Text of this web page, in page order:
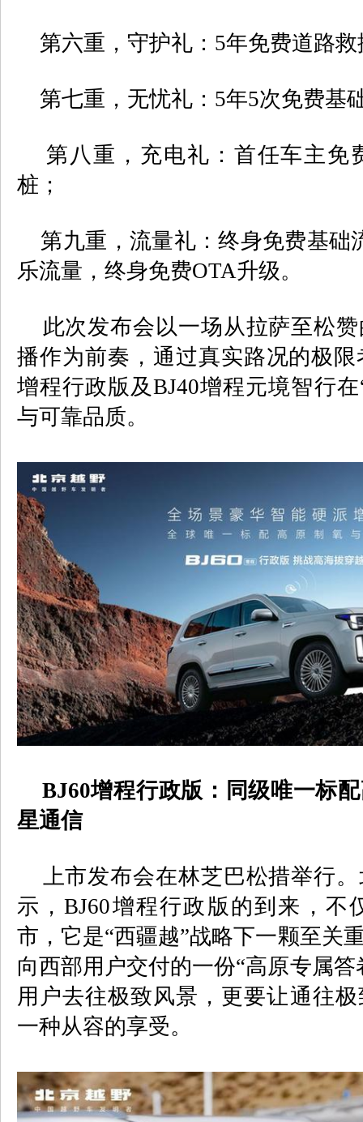
第六重，守护礼： 5年免费道路救
第七重，无忧礼： 5年5次免费基
第八重，充电礼：首任车主免
桩；
第九重，流量礼：终身免费基础
乐流量，终身免费OTA升级。
此次发布会以一场从拉萨至松赞
播作为前奏，通过真实路况的极
增程行政版及BJ40增程元境智行
与可靠品质。
BJ60增程行政版：同级唯一标
星通信
上市发布会在林芝巴松措举行。
示，BJ60增程行政版的到来，不
市，它是“西疆越”战略下一颗至关
向西部用户交付的一份“高原专属
用户去往极致风景，更要让通往
一种从容的享受。